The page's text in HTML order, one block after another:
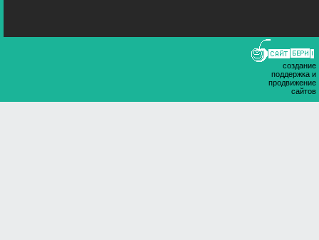
создание
поддержка и
продвижение
сайтов